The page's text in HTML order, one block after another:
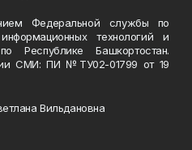
Федеральной службы по
технологий и
Республике Башкортостан.
СМИ: ПИ №ТУ02-01799 от 19
Вильдановна